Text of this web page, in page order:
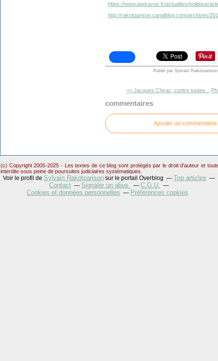
https://www.agoravox.fr/actualites/politique/
http://rakotoarison.canalblog.com/archives/
Publié par Sylvain Rakotoarison
<< Jacques Chirac, contre toutes...
commentaires
Ajouter un commentaire
(c) Copyright 2005-2025 - Les textes de ce blog sont protégés par le droit d'auteur et
interdite sous peine de poursuites judiciaires systématiques.
Voir le profil de Sylvain Rakotoarison sur le portail Overblog
Top articles
Contact
Signaler un abus
C.G.U.
Cookies et données personnelles
Préférences cookies